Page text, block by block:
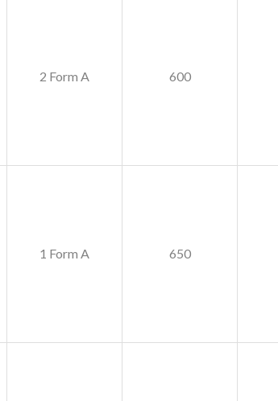
2 Form A 600
1 Form A 650